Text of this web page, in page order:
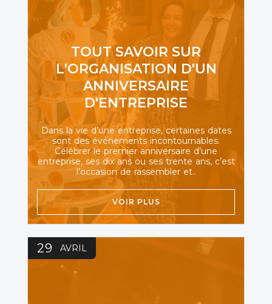
TOUT SAVOIR SUR
L'ORGANISATION D'UN
ANNIVERSAIRE
D'ENTREPRISE
Dans la vie d’une entreprise, certaines dates
sont des événements incontournables.
Célébrer le premier anniversaire d’une
entreprise, ses dix ans ou ses trente ans, c’est
l’occasion de rassembler et..
VOIR PLUS
29 AVRIL